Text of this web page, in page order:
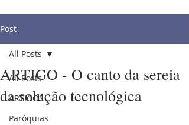
Post
All Posts
ARTIGOS
Paróquias
All Posts
ARTIGO - O canto da sereia
da solução tecnológica